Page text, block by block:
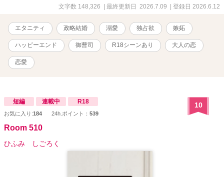
グス御曹司・取締役副社長 御門慧(32)
.。.:*・゜゜・* .。.:*.。.:*・゜ 愛されなくても、愛している人と結婚
したかった .。.:*・゜:. .。.:*・゜゜・**・゜゜・*:.。..。.:*・゜・
*:.。. .:*:. ＼不器用な両片想い夫婦のじれったい恋／ ＊執筆期間＊
2026/3/30～2026/6/7 ＊アルファポリス＊ 2026/6/12〜2026/7/9 ※
こちらの作品は、ベリーズカフェ・エブリスタ（本名義・Rシーン少
なめ）でも公開中です。
文字数 148,326 | 最終更新日 2026.7.09 | 登録日 2026.6.12
エタニティ 政略結婚 溺愛 独占欲 嫉妬
ハッピーエンド 御曹司 R18シーンあり 大人の恋
恋愛
短編 連載中 R18
お気に入り:184 24h.ポイント： 539
10
Room 510
ひふみ しごろく